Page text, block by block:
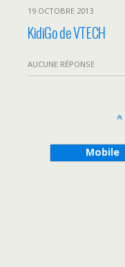
19 OCTOBRE 2013
KidiGo de VTECH
AUCUNE RÉPONSE
Mobile